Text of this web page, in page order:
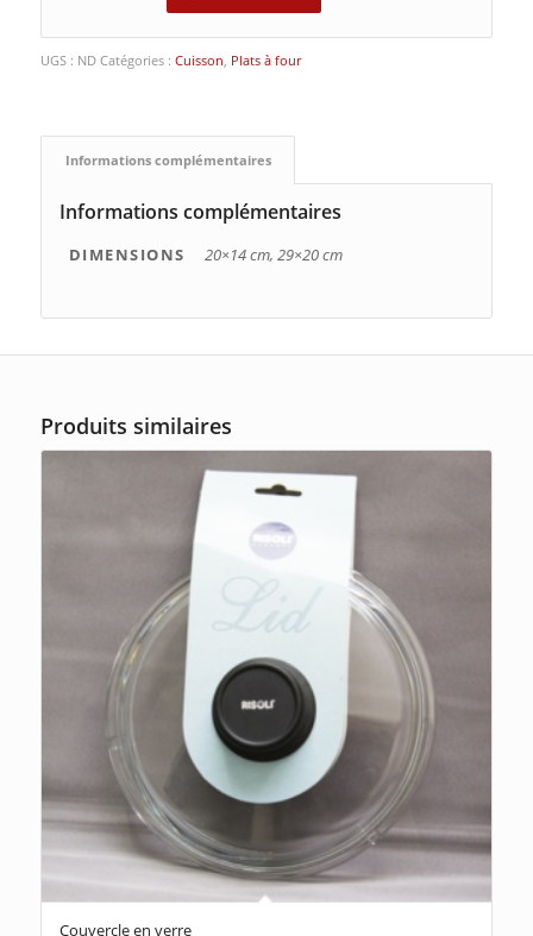
UGS : ND Catégories : Cuisson, Plats à four
Informations complémentaires
Informations complémentaires
DIMENSIONS 20×14 cm, 29×20 cm
Produits similaires
Couvercle en verre